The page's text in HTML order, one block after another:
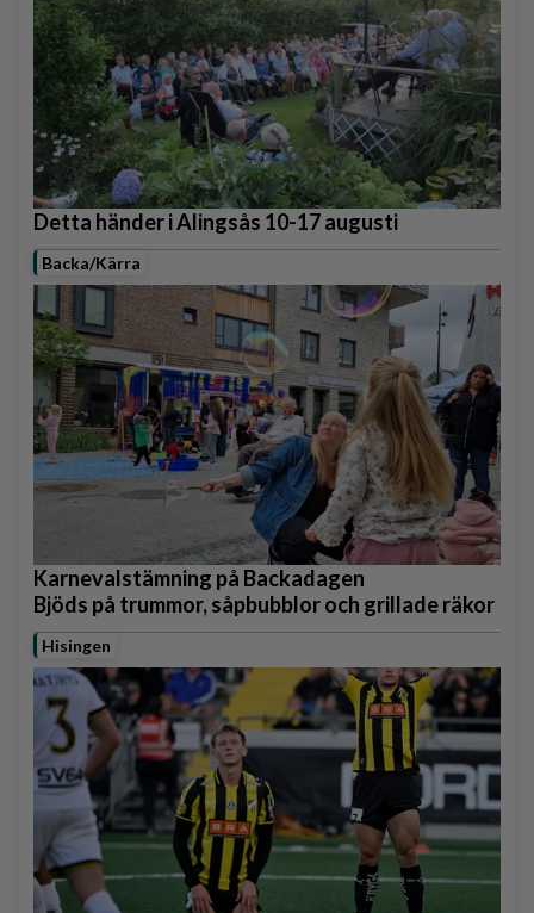
Detta händer i Alingsås 10-17 augusti
Backa/Kärra
Karnevalstämning på Backadagen
Bjöds på trummor, såpbubblor och grillade räkor
Hisingen